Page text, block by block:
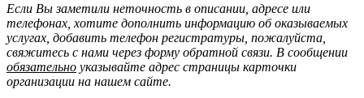
Если Вы заметили неточность в описании, адресе или
телефонах, хотите дополнить информацию об оказываемых
услугах, добавить телефон регистратуры, пожалуйста,
свяжитесь с нами через форму обратной связи. В сообщении
обязательно указывайте адрес страницы карточки
организации на нашем сайте.